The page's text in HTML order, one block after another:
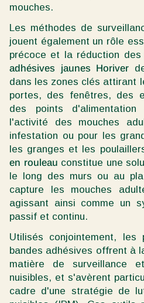
mouches.
Les méthodes de
jouent également un rôle
précoce et la réduction des
adhésives jaunes Horiver
dans les zones clés attirant
portes, des fenêtres, des
des points
l'activité des mouches
infestation ou pour les
les granges et les
en rouleau constitue une
le long des murs ou au
capture les mouches
agissant ainsi comme un
passif et continu.
Utilisés conjointement,
bandes adhésives offrent à
matière de surveillance
nuisibles, et s'avèrent
cadre d'une stratégie de